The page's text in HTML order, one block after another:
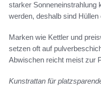
starker Sonneneinstrahlung
werden, deshalb sind
Marken wie Kettler und
setzen oft auf
Abwischen reicht meist zur
Kunstrattan für